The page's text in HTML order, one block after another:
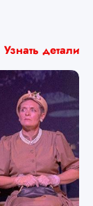
Узнать детали